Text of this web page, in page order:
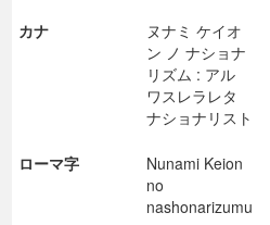
カナ
ヌナミ ケイオ
ン ノ ナショナ
リズム : アル
ワスレラレタ
ナショナリスト
ローマ字
Nunami Keion
no
nashonarizumu